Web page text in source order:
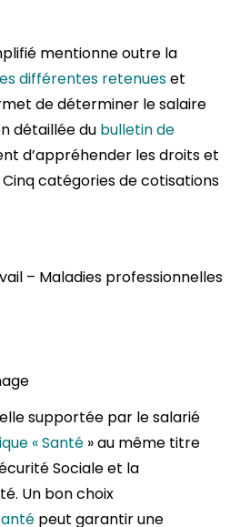
mentionne outre la
différentes retenueset
de déterminer le salaire
détaillée du bulletin de
d’appréhender les droits et
catégories de cotisations
– Maladies professionnelles
supportée par le salarié
« Santé » au même titre
Sociale et la
Un bon choix
peut garantir une